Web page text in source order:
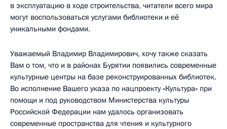
в эксплуатацию в ходе строительства, читатели всего мира
могут воспользоваться услугами библиотеки и её
уникальными фондами.
Уважаемый Владимир Владимирович, хочу также сказать
Вам о том, что и в районах Бурятии появились современные
культурные центры на базе реконструированных библиотек.
Во исполнение Вашего указа по нацпроекту «Культура» при
помощи и под руководством Министерства культуры
Российской Федерации нам удалось организовать
современные пространства для чтения и культурного